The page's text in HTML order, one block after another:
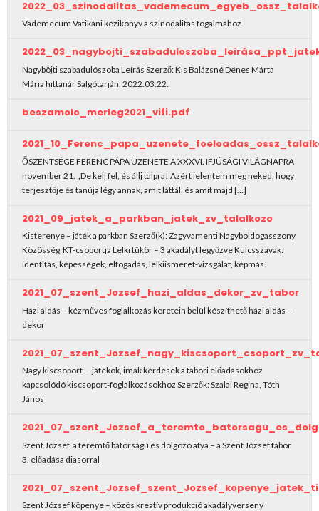
Vademecum Vatikáni kézikönyv a szinodalitás fogalmához
Nagyböjti szabadulószoba Leírás Szerző: Kis Balázsné Dénes Márta
Mária hittanár Salgótarján, 2022.03.22.
beszamolo_merleg2021_vifi.pdf
ŐSZENTSÉGE FERENC PÁPA ÜZENETE A XXXVI. IFJÚSÁGI VILÁGNAPRA
november 21. „De kelj fel, és állj talpra! Azért jelentem meg neked, hogy
terjesztője és tanúja légy annak, amit láttál, és amit majd […]
2021_09_jatek_a_parkban_jatek_zv_talalkozo
Kisterenye – játék a parkban Szerző(k): Zagyvamenti Nagyboldogasszony
Közösség KT-csoportja Lelki tükör – 3 akadályt legyőzve Kulcsszavak:
identitás, képességek, elfogadás, lelkiismeret-vizsgálat, képmás.
2021_07_szent_Jozsef_hazi_aldas_dekor_zv_tabor
Házi áldás – kézműves foglalkozás keretein belül készíthető házi áldás –
dekor
Nagy kiscsoport – játékok, imák kérdések a tábori előadásokhoz
kapcsolódó kiscsoport-foglalkozásokhoz Szerzők: Szalai Regina, Tóth
János
Szent József, a teremtő bátorságú és dolgozó atya – a Szent József tábor
3. előadása diasorral
Szent József köpenye – közös kreatív produkció akadályverseny